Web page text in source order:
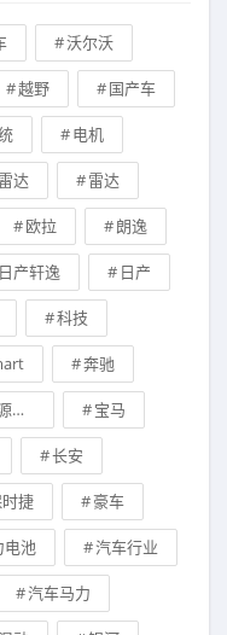
沃尔沃
越野 国产车
电机
达 雷达
欧拉 朗逸
日产轩逸 日产
科技
奔驰
宝马
长安
捷 豪车
电池 汽车行业
汽车马力